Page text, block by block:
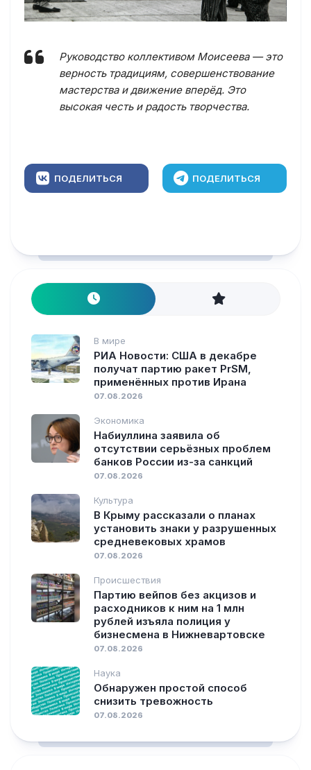
Руководство коллективом Моисеева — это
верность традициям, совершенствование
мастерства и движение вперёд. Это
высокая честь и радость творчества.
ПОДЕЛИТЬСЯ ПОДЕЛИТЬСЯ
В мире
РИА Новости: США в декабре
получат партию ракет PrSM,
применённых против Ирана
07.08.2026
Экономика
Набиуллина заявила об
отсутствии серьёзных проблем
банков России из-за санкций
07.08.2026
Культура
В Крыму рассказали о планах
установить знаки у разрушенных
средневековых храмов
07.08.2026
Происшествия
Партию вейпов без акцизов и
расходников к ним на 1 млн
рублей изъяла полиция у
бизнесмена в Нижневартовске
07.08.2026
Наука
Обнаружен простой способ
снизить тревожность
07.08.2026